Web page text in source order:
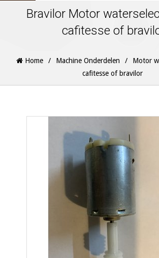
Bravilor Motor
cafitesse of
Home / Machine Onderdelen /
Motor
cafitesse of bravilor